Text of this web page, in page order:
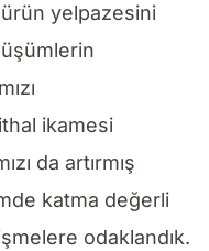
yelpazesini
ikamesi
da artırmış
katma değerli
odaklandık.